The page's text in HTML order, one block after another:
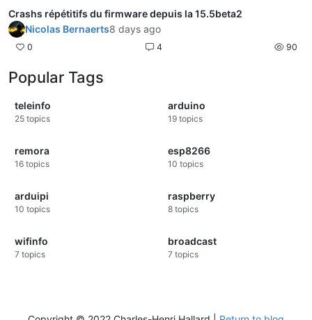
Crashs répétitifs du firmware depuis la 15.5beta2
Nicolas Bernaerts8 days ago
0 4 90
Popular Tags
teleinfo
25 topics
arduino
19 topics
remora
16 topics
esp8266
10 topics
arduipi
10 topics
raspberry
8 topics
wifinfo
7 topics
broadcast
7 topics